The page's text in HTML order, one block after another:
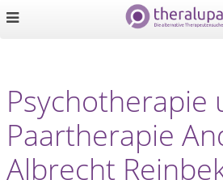
Psychotherapie
Paartherapie
Albrecht